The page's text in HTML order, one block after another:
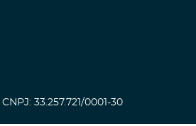
CNPJ: 33.257.721/0001-30